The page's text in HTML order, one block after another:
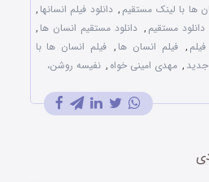
ها با لینک مستقیم , دانلود فیلم انسانها ,
دانلود مستقیم , دانلود مستقیم انسان ها ,
فیلم , فیلم انسان ها , فیلم انسان ها با
جدید , مهدی امینی خواه , نفیسه روشن،